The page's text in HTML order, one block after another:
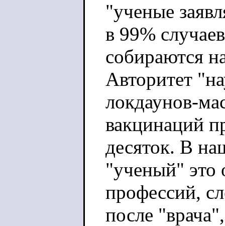
"ученые
в 99%
собираются
Авторитет
локдаунов-
вакцинаций
десяток. В
"ученый" это
профессий,
после